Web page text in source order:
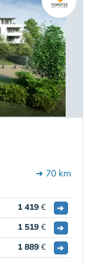
➔ 70 km
1 419 €
➔
1 519 €
➔
1 889 € ➔